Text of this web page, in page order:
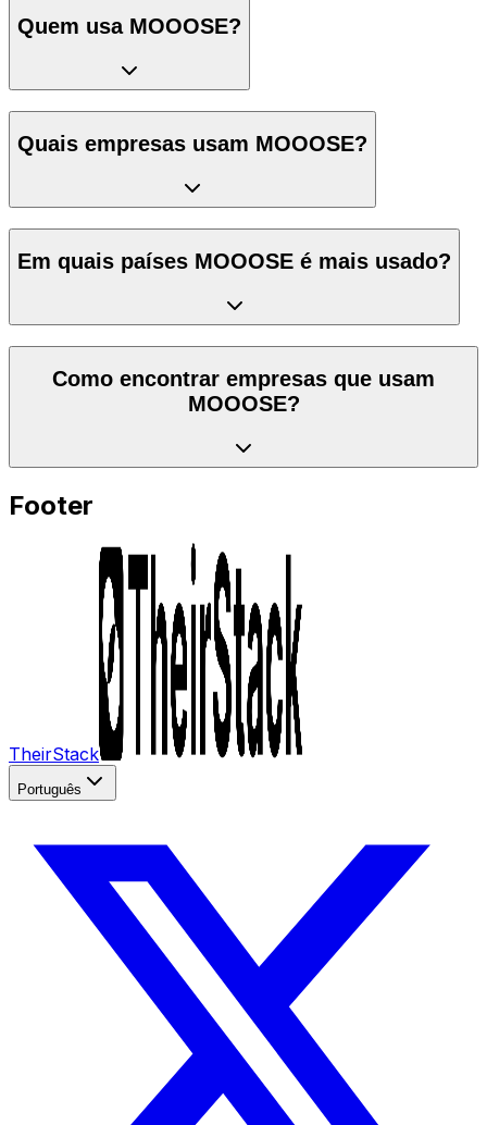
Quem usa MOOOSE?
Quais empresas usam MOOOSE?
Em quais países MOOOSE é mais usado?
Como encontrar empresas que usam
MOOOSE?
Footer
TheirStack
Português